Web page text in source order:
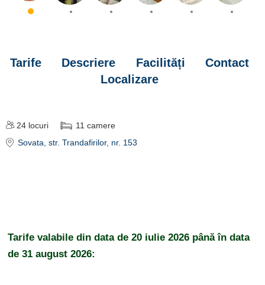
Tarife Descriere Facilități
Contact
Localizare
24 locuri 11 camere
Sovata, str. Trandafirilor, nr. 153
Tarife valabile din data de 20 iulie 2026 până în data
de 31 august 2026: